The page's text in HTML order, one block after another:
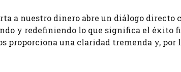
a nuestro dinero abre un diálogo directo
y redefiniendo lo que significa el éxito
proporciona una claridad tremenda y,